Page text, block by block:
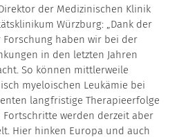
der Medizinischen Klinik
Würzburg: „Dank der
haben wir bei der
in den letzten Jahren
So können mittlerweile
myeloischen Leukämie bei
langfristige Therapieerfolge
werden derzeit aber
Hier hinken Europa und auch